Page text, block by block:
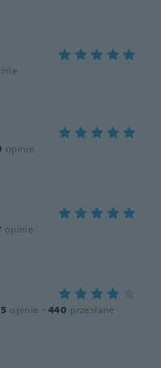
opinie
opinie
opinie · 440 przesłane